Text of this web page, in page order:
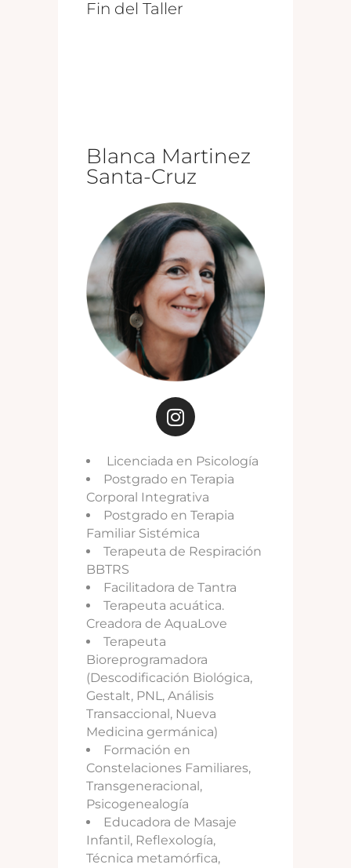
Fin del Taller
Blanca Martinez
Santa-Cruz
Licenciada en Psicología
Postgrado en Terapia
Corporal Integrativa
Postgrado en Terapia
Familiar Sistémica
Terapeuta de Respiración
BBTRS
Facilitadora de Tantra
Terapeuta acuática.
Creadora de AquaLove
Terapeuta
Bioreprogramadora
(Descodificación Biológica,
Gestalt, PNL, Análisis
Transaccional, Nueva
Medicina germánica)
Formación en
Constelaciones Familiares,
Transgeneracional,
Psicogenealogía
Educadora de Masaje
Infantil, Reflexología,
Técnica metamórfica,